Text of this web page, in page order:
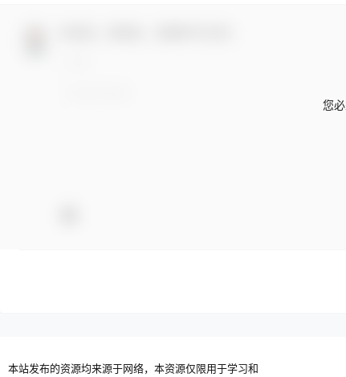
您
本站发布的资源均来源于网络，本资源仅限用于学习和